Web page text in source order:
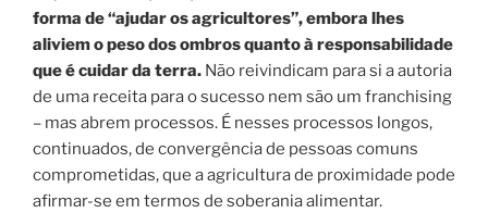
forma de “ajudar os agricultores”, embora lhes
aliviem o peso dos ombros quanto à responsabilidade
que é cuidar da terra. Não reivindicam para si a autoria
de uma receita para o sucesso nem são um franchising
– mas abrem processos. É nesses processos longos,
continuados, de convergência de pessoas comuns
comprometidas, que a agricultura de proximidade pode
afirmar-se em termos de soberania alimentar.